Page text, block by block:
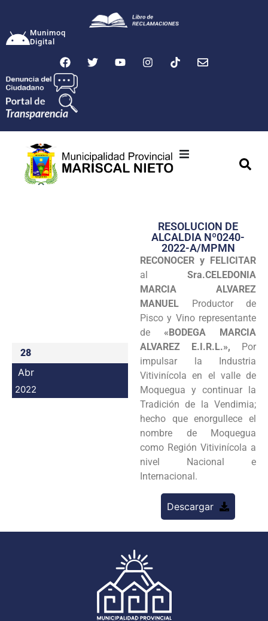
Munimoq
Digital
Transparencia
Seguridad
Programas
Intranet
28
Abr
2022
RESOLUCION DE
ALCALDIA Nº0240-
2022-A/MPMN
RECONOCER y FELICITAR
al Sra.CELEDONIA
MARCIA ALVAREZ
MANUEL Productor de
Pisco y Vino representante
de «BODEGA MARCIA
ALVAREZ E.I.R.L.», Por
impulsar la Industria
Vitivinícola en el valle de
Moquegua y continuar la
Tradición de la Vendimia;
hecho que enorgullece el
nombre de Moquegua
como Región Vitivinícola a
nivel Nacional e
Internacional.
Descargar